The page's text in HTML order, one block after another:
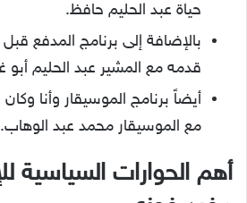
حياة عبد الحليم حافظ.
بالإضافة إلى برنامج المدفع قبل
قدمه مع المشير عبد الحليم أبو
أيضاً برنامج الموسيقار وأنا
مع الموسيقار محمد عبد الوهاب.
أهم الحوارات السياسية